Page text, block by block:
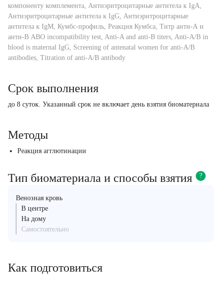
компоненту комплемента, Антиэритроцитарные антитела к IgА,
Антиэритроцитарные антитела к IgG, Антиэритроцитарные
антитела к IgM, Кумбс-профиль, Реакция Кумбса, Титр анти-А и
анти-В ABO incompatibility test, Anti-A and anti-B titers, Anti-A/B in
blood is maternal IgG, Screening of antenatal women for anti-A/B
antibodies, Titration of anti-A/B antibody
Срок выполнения
до 8 суток. Указанный срок не включает день взятия биоматериала
Методы
Реакция агглютинации
Тип биоматериала и способы взятия ?
Венозная кровь
В центре
На дому
Самостоятельно
Как подготовиться